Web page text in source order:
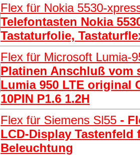
Flex für Nokia 5530-
Telefontasten Nokia
Tastaturfolie,
Flex für Microsoft Lumia-
Platinen Anschluß vom
Lumia 950 LTE original
10PIN P1.6 1.2H
Flex für Siemens Sl55 -
LCD-Display
Beleuchtung